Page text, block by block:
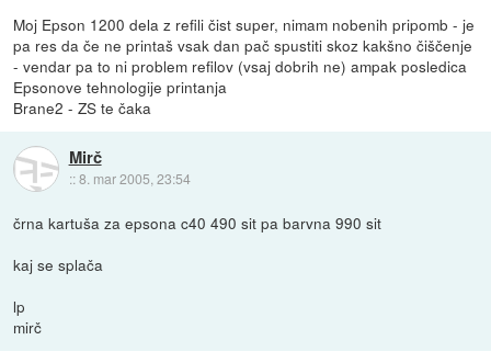
Moj Epson 1200 dela z refili čist super, nimam nobenih pripomb - je
pa res da če ne printaš vsak dan pač spustiti skoz kakšno čiščenje
- vendar pa to ni problem refilov (vsaj dobrih ne) ampak posledica
Epsonove tehnologije printanja
Brane2 - ZS te čaka
Mirč
::8. mar 2005, 23:54
črna kartuša za epsona c40 490 sit pa barvna 990 sit
kaj se splača
lp
mirč